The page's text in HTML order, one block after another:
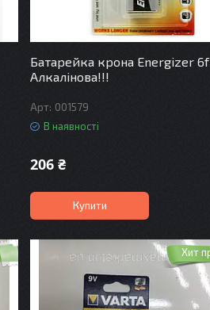
Батарейка крона Energizer
Алкалінова!!!
001579
В наявності
206 ₴
Купити
Хит